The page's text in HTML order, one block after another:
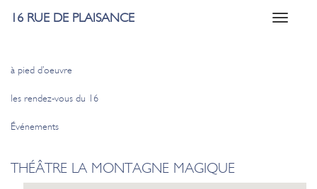
Toggle
16 RUE DE PLAISANCE
à pied d’oeuvre
les rendez-vous du 16
Événements
THÉÂTRE LA MONTAGNE MAGIQUE